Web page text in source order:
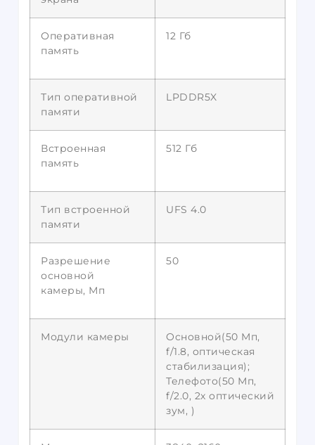
Оперативная
память
12 Гб
Тип оперативной
памяти
LPDDR5X
Встроенная
память
512 Гб
Тип встроенной
памяти
UFS 4.0
Разрешение
основной
камеры, Мп
50
Модули камеры
Основной(50 Мп,
f/1.8, оптическая
стабилизация);
Телефото(50 Мп,
f/2.0, 2x оптический
зум, )